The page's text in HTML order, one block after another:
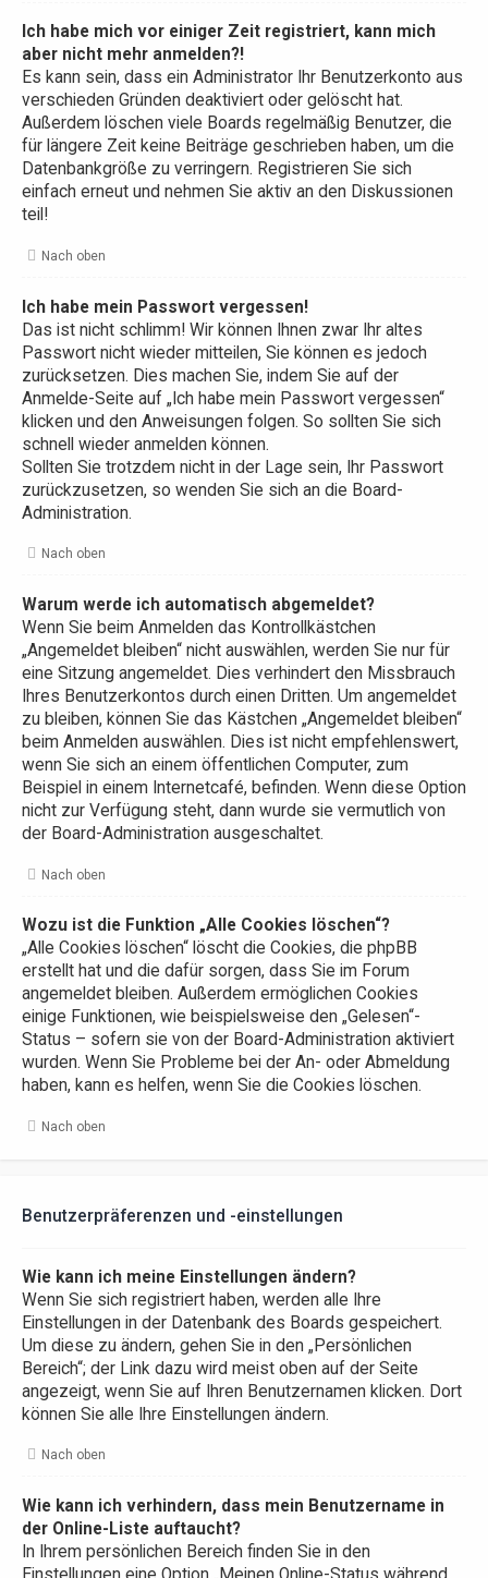
Ich habe mich vor einiger Zeit registriert, kann mich
aber nicht mehr anmelden?!
Es kann sein, dass ein Administrator Ihr Benutzerkonto aus
verschieden Gründen deaktiviert oder gelöscht hat.
Außerdem löschen viele Boards regelmäßig Benutzer, die
für längere Zeit keine Beiträge geschrieben haben, um die
Datenbankgröße zu verringern. Registrieren Sie sich
einfach erneut und nehmen Sie aktiv an den Diskussionen
teil!
Nach oben
Ich habe mein Passwort vergessen!
Das ist nicht schlimm! Wir können Ihnen zwar Ihr altes
Passwort nicht wieder mitteilen, Sie können es jedoch
zurücksetzen. Dies machen Sie, indem Sie auf der
Anmelde-Seite auf „Ich habe mein Passwort vergessen“
klicken und den Anweisungen folgen. So sollten Sie sich
schnell wieder anmelden können.
Sollten Sie trotzdem nicht in der Lage sein, Ihr Passwort
zurückzusetzen, so wenden Sie sich an die Board-
Administration.
Nach oben
Warum werde ich automatisch abgemeldet?
Wenn Sie beim Anmelden das Kontrollkästchen
„Angemeldet bleiben“ nicht auswählen, werden Sie nur für
eine Sitzung angemeldet. Dies verhindert den Missbrauch
Ihres Benutzerkontos durch einen Dritten. Um angemeldet
zu bleiben, können Sie das Kästchen „Angemeldet bleiben“
beim Anmelden auswählen. Dies ist nicht empfehlenswert,
wenn Sie sich an einem öffentlichen Computer, zum
Beispiel in einem Internetcafé, befinden. Wenn diese Option
nicht zur Verfügung steht, dann wurde sie vermutlich von
der Board-Administration ausgeschaltet.
Nach oben
Wozu ist die Funktion „Alle Cookies löschen“?
„Alle Cookies löschen“ löscht die Cookies, die phpBB
erstellt hat und die dafür sorgen, dass Sie im Forum
angemeldet bleiben. Außerdem ermöglichen Cookies
einige Funktionen, wie beispielsweise den „Gelesen“-
Status – sofern sie von der Board-Administration aktiviert
wurden. Wenn Sie Probleme bei der An- oder Abmeldung
haben, kann es helfen, wenn Sie die Cookies löschen.
Nach oben
Benutzerpräferenzen und -einstellungen
Wie kann ich meine Einstellungen ändern?
Wenn Sie sich registriert haben, werden alle Ihre
Einstellungen in der Datenbank des Boards gespeichert.
Um diese zu ändern, gehen Sie in den „Persönlichen
Bereich“; der Link dazu wird meist oben auf der Seite
angezeigt, wenn Sie auf Ihren Benutzernamen klicken. Dort
können Sie alle Ihre Einstellungen ändern.
Nach oben
Wie kann ich verhindern, dass mein Benutzername in
der Online-Liste auftaucht?
In Ihrem persönlichen Bereich finden Sie in den